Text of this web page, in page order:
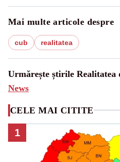
Mai multe articole despre
cub realitatea
Urmărește știrile Realitatea
News
CELE MAI CITITE
1